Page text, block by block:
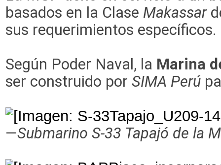
basados en la Clase Makassar
sus requerimientos
Según Poder Naval, la Marina
ser construido por SIMA Perú
—Submarino S-33 Tapajó de la